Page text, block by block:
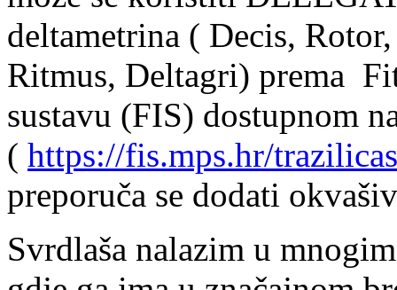
deltametrina ( Decis,
Ritmus, Deltagri) prema
sustavu (FIS) dostupnom
( https://fis.mps.hr/
preporuča se dodati
Svrdlaša nalazim u